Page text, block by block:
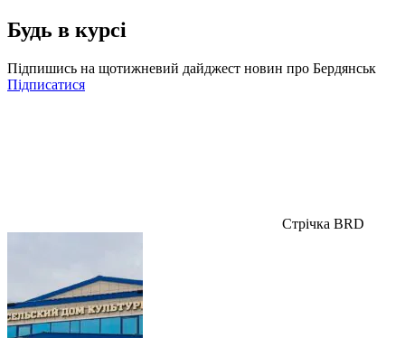
Будь в курсі
Підпишись на щотижневий дайджест новин про Бердянськ
Підписатися
Стрічка BRD